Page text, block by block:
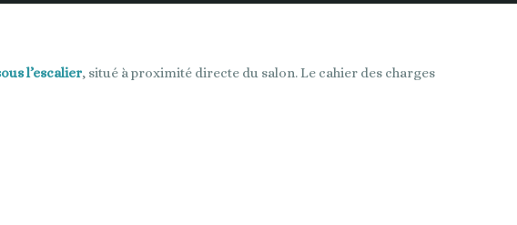
l’escalier, situé à proximité directe du salon. Le cahier des charges